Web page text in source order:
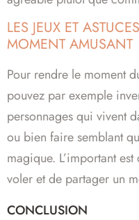
LES JEUX ET
MOMENT AMUSANT
Pour rendre le moment
pouvez par exemple
personnages qui vivent
ou bien faire semblant
magique. L’important
voler et de partager un
CONCLUSION